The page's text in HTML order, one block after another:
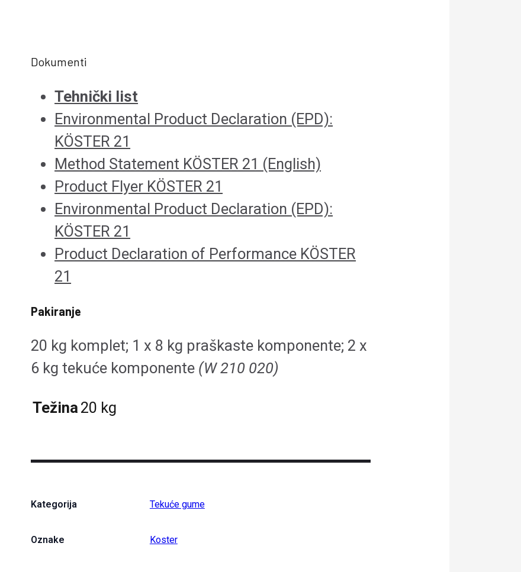
Dokumenti
Tehnički list
Environmental Product Declaration (EPD):
KÖSTER 21
Method Statement KÖSTER 21 (English)
Product Flyer KÖSTER 21
Environmental Product Declaration (EPD):
KÖSTER 21
Product Declaration of Performance KÖSTER
21
Pakiranje
20 kg komplet; 1 x 8 kg praškaste komponente; 2 x
6 kg tekuće komponente (W 210 020)
Težina 20 kg
Kategorija Tekuće gume
Oznake Koster